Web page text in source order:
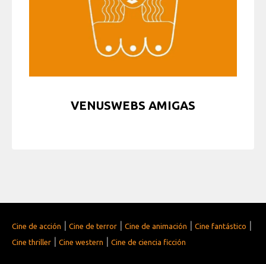
VENUSWEBS AMIGAS
Cine de acción | Cine de terror | Cine de animación | Cine fantástico |
Cine thriller | Cine western | Cine de ciencia ficción